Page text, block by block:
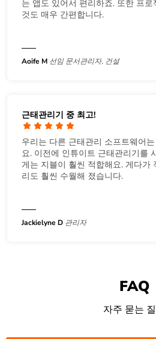
는 앱도 있어서 편리하죠. 또한 프
것도 매우 간편합니다.
Aoife M 선임 문서관리자, 건설
근태관리기 중 최고!
우리는 다른 근태관리 소프트웨어
요. 이전에 인튜이트 근태관리기를
게는 지블이 훨씬 적합해요. 게다가
리도 훨씬 수월해 졌습니다.
Jackielyne D 관리자
FAQ
자주 묻는